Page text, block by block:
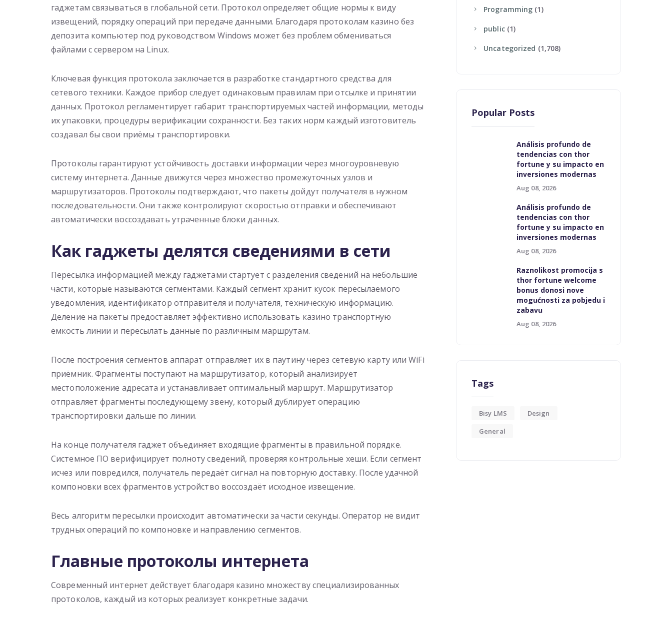
гаджетам связываться в глобальной сети. Протокол определяет общие нормы к виду
извещений, порядку операций при передаче данными. Благодаря протоколам казино без
депозита компьютер под руководством Windows может без проблем обмениваться
файлами с сервером на Linux.
Ключевая функция протокола заключается в разработке стандартного средства для
сетевого техники. Каждое прибор следует одинаковым правилам при отсылке и принятии
данных. Протокол регламентирует габарит транспортируемых частей информации, методы
их упаковки, процедуры верификации сохранности. Без таких норм каждый изготовитель
создавал бы свои приёмы транспортировки.
Протоколы гарантируют устойчивость доставки информации через многоуровневую
систему интернета. Данные движутся через множество промежуточных узлов и
маршрутизаторов. Протоколы подтверждают, что пакеты дойдут получателя в нужном
последовательности. Они также контролируют скоростью отправки и обеспечивают
автоматически воссоздавать утраченные блоки данных.
Как гаджеты делятся сведениями в сети
Пересылка информацией между гаджетами стартует с разделения сведений на небольшие
части, которые называются сегментами. Каждый сегмент хранит кусок пересылаемого
уведомления, идентификатор отправителя и получателя, техническую информацию.
Деление на пакеты предоставляет эффективно использовать казино транспортную
ёмкость линии и пересылать данные по различным маршрутам.
После построения сегментов аппарат отправляет их в паутину через сетевую карту или WiFi
приёмник. Фрагменты поступают на маршрутизатор, который анализирует
местоположение адресата и устанавливает оптимальный маршрут. Маршрутизатор
отправляет фрагменты последующему звену, который дублирует операцию
транспортировки дальше по линии.
На конце получателя гаджет объединяет входящие фрагменты в правильной порядке.
Системное ПО верифицирует полноту сведений, проверяя контрольные хеши. Если сегмент
исчез или повредился, получатель передаёт сигнал на повторную доставку. После удачной
компоновки всех фрагментов устройство воссоздаёт исходное извещение.
Весь алгоритм пересылки происходит автоматически за части секунды. Оператор не видит
трудных операций по компоновке и направлению сегментов.
Главные протоколы интернета
Современный интернет действует благодаря казино множеству специализированных
протоколов, каждый из которых реализует конкретные задачи.
Programming (1)
Public(1)
Uncategorized (1,708)
Popular Posts
Análisis profundo de
tendencias con thor
fortune y su impacto en
inversiones modernas
Aug 08, 2026
Análisis profundo de
tendencias con thor
fortune y su impacto en
inversiones modernas
Aug 08, 2026
Raznolikost promocija s
thor fortune welcome
bonus donosi nove
mogućnosti za pobjedu i
zabavu
Aug 08, 2026
Tags
Bisy LMS
Design
General